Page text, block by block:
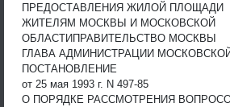
ПРЕДОСТАВЛЕНИЯ ЖИЛОЙ ПЛОЩАДИ
ЖИТЕЛЯМ МОСКВЫ И МОСКОВСКОЙ
ОБЛАСТИПРАВИТЕЛЬСТВО МОСКВЫ
ГЛАВА АДМИНИСТРАЦИИ
ПОСТАНОВЛЕНИЕ
от 25 мая 1993 г. N 497-85
О ПОРЯДКЕ РАССМОТРЕНИЯ